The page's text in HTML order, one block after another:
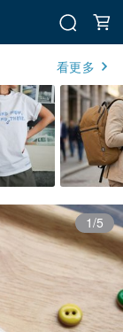
看更多
1/5